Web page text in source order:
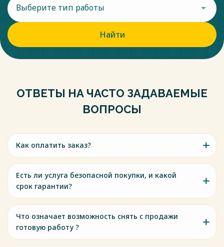
Выберите тип работы
Найти
ОТВЕТЫ НА ЧАСТО ЗАДАВАЕМЫЕ
ВОПРОСЫ
Как оплатить заказ?
Есть ли услуга безопасной покупки, и какой
срок гарантии?
Что означает возможность снять с продажи
готовую работу ?